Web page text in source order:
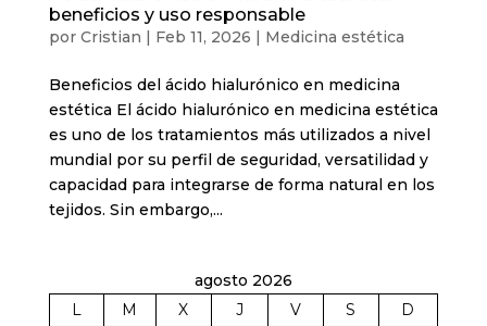
beneficios y uso responsable
por Cristian | Feb 11, 2026 | Medicina estética
Beneficios del ácido hialurónico en medicina
estética El ácido hialurónico en medicina estética
es uno de los tratamientos más utilizados a nivel
mundial por su perfil de seguridad, versatilidad y
capacidad para integrarse de forma natural en los
tejidos. Sin embargo,...
agosto 2026
L
M X J V S
D